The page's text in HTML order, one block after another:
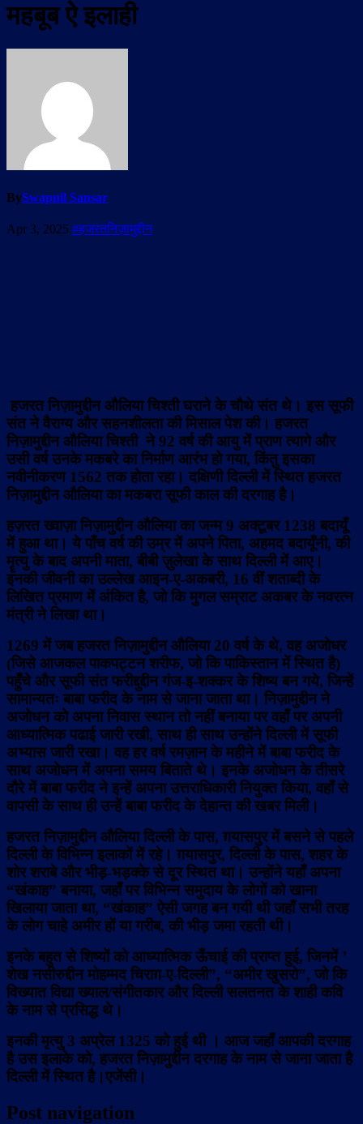
महबूब ऐ इलाही
BySwapnil Sansar
Apr 3, 2025 #हजरतनिज़ामुद्दीन
हजरत निज़ामुद्दीन औलिया चिश्ती घराने के चौथे संत थे। इस सूफी
संत ने वैराग्य और सहनशीलता की मिसाल पेश की। हजरत
निज़ामुद्दीन औलिया चिश्ती ने 92 वर्ष की आयु में प्राण त्यागे और
उसी वर्ष उनके मकबरे का निर्माण आरंभ हो गया, किंतु इसका
नवीनीकरण 1562 तक होता रहा। दक्षिणी दिल्ली में स्थित हजरत
निज़ामुद्दीन औलिया का मकबरा सूफी काल की दरगाह है।
हज़रत ख्वाज़ा निज़ामुद्दीन औलिया का जन्म 9 अक्टूबर 1238 बदायूँ
में हुआ था। ये पाँच वर्ष की उम्र में अपने पिता, अहमद बदायूँनी, की
मॄत्यु के बाद अपनी माता, बीबी ज़ुलेखा के साथ दिल्ली में आए।
इनकी जीवनी का उल्लेख आइन-ए-अकबरी, 16 वीं शताब्दी के
लिखित प्रमाण में अंकित है, जो कि मुगल सम्राट अकबर के नवरत्न
मंत्री ने लिखा था।
1269 में जब हजरत निज़ामुद्दीन औलिया 20 वर्ष के थे, वह अजोधर
(जिसे आजकल पाकपट्टन शरीफ, जो कि पाकिस्तान में स्थित है)
पहुँचे और सूफी संत फरीद्दुद्दीन गंज-इ-शक्कर के शिष्य बन गये, जिन्हें
सामान्यतः बाबा फरीद के नाम से जाना जाता था। निज़ामुद्दीन ने
अजोधन को अपना निवास स्थान तो नहीं बनाया पर वहाँ पर अपनी
आध्यात्मिक पढाई जारी रखी, साथ ही साथ उन्होंने दिल्ली में सूफी
अभ्यास जारी रखा। वह हर वर्ष रमज़ान के महीने में बाबा फरीद के
साथ अजोधन में अपना समय बिताते थे। इनके अजोधन के तीसरे
दौरे में बाबा फरीद ने इन्हें अपना उत्तराधिकारी नियुक्त किया, वहाँ से
वापसी के साथ ही उन्हें बाबा फरीद के देहान्त की खबर मिली।
हजरत निज़ामुद्दीन औलिया दिल्ली के पास, ग़यासपुर में बसने से पहले
दिल्ली के विभिन्न इलाकों में रहे। ग़यासपुर, दिल्ली के पास, शहर के
शोर शराबे और भीड़-भड़क्के से दूर स्थित था। उन्होंने यहाँ अपना
“खंकाह” बनाया, जहाँ पर विभिन्न समुदाय के लोगों को खाना
खिलाया जाता था, “खंकाह” ऐसी जगह बन गयी थी जहाँ सभी तरह
के लोग चाहे अमीर हों या गरीब, की भीड़ जमा रहती थी।
इनके बहुत से शिष्यों को आध्यात्मिक ऊँचाई की प्राप्त हुई, जिनमें ’
शेख नसीरुद्दीन मोहम्मद चिराग़-ए-दिल्ली”, “अमीर खुसरो”, जो कि
विख्यात विद्या ख्याल/संगीतकार और दिल्ली सलतनत के शाही कवि
के नाम से प्रसिद्ध थे।
इनकी मृत्यु 3 अप्रेल 1325 को हुई थी । आज जहाँ आपकी दरगाह
है उस इलाके को, हजरत निज़ामुद्दीन दरगाह के नाम से जाना जाता है
दिल्ली में स्थित है।एजेंसी।
Post navigation